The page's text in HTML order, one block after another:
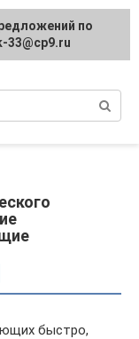
быстро,
по
33@cp9.ru
по
33@cp9.ru